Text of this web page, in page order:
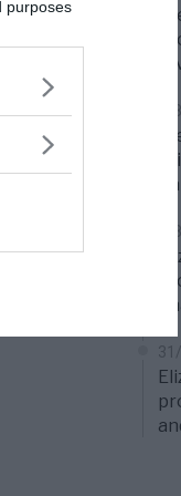
purposes
1/8
1/8